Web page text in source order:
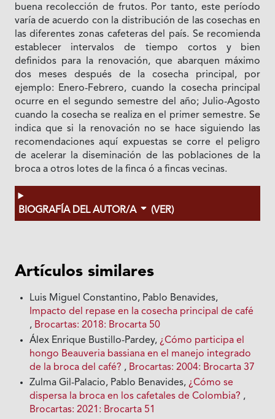
buena recolección de frutos. Por tanto, este período
varía de acuerdo con la distribución de las cosechas en
las diferentes zonas cafeteras del país. Se recomienda
establecer intervalos de tiempo cortos y bien
definidos para la renovación, que abarquen máximo
dos meses después de la cosecha principal, por
ejemplo: Enero-Febrero, cuando la cosecha principal
ocurre en el segundo semestre del año; Julio-Agosto
cuando la cosecha se realiza en el primer semestre. Se
indica que si la renovación no se hace siguiendo las
recomendaciones aquí expuestas se corre el peligro
de acelerar la diseminación de las poblaciones de la
broca a otros lotes de la finca ó a fincas vecinas.
BIOGRAFÍA DEL AUTOR/A (VER)
Artículos similares
Luis Miguel Constantino, Pablo Benavides,
Impacto del repase en la cosecha principal de café
, Brocartas: 2018: Brocarta 50
Álex Enrique Bustillo-Pardey,¿Cómo participa el
hongo Beauveria bassiana en el manejo integrado
de la broca del café? , Brocartas: 2004: Brocarta 37
Zulma Gil-Palacio, Pablo Benavides,¿Cómo se
dispersa la broca en los cafetales de Colombia? ,
Brocartas: 2021: Brocarta 51